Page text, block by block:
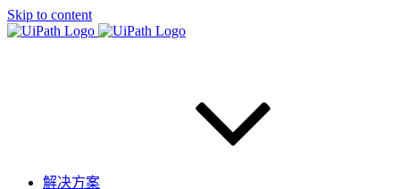
Skip to content
解决方案